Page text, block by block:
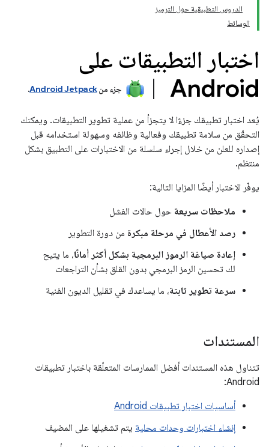
الدروس التطبيقية حول الترميز
الوسائط
اختبار التطبيقات على
Android
جزء منAndroid Jetpack
.
يُعد اختبار تطبيقك جزءًا لا يتجزأ من عملية تطوير التطبيقات. ويمكنك
التحقّق من سلامة تطبيقك وفعالية وظائفه وسهولة استخدامه قبل
إصداره للعلن من خلال إجراء سلسلة من الاختبارات على التطبيق بشكل
منتظم.
يوفّر الاختبار أيضًا المزايا التالية:
ملاحظات سريعة حول حالات الفشل
رصد الأعطال في مرحلة مبكرة من دورة التطوير
إعادة صياغة الرموز البرمجية بشكل أكثر أمانًا، ما يتيح
لك تحسين الرمز البرمجي بدون القلق بشأن التراجعات
سرعة تطوير ثابتة، ما يساعدك في تقليل الديون الفنية
المستندات
تتناول هذه المستندات أفضل الممارسات المتعلّقة باختبار تطبيقات
Android:
أساسيات اختبار تطبيقات Android
إنشاء اختبارات وحدات محلية يتم تشغيلها على المضيف